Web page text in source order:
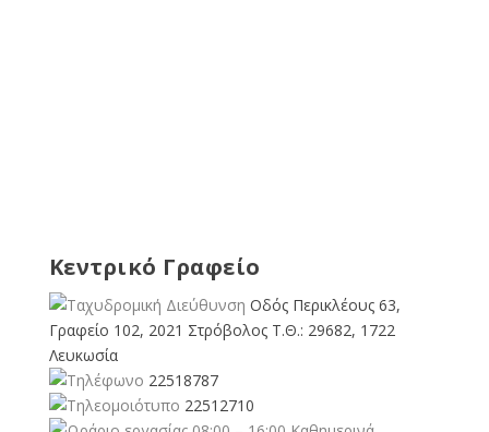
Κεντρικό Γραφείο
Οδός Περικλέους 63,
Γραφείο 102, 2021 Στρόβολος Τ.Θ.: 29682, 1722
Λευκωσία
22518787
22512710